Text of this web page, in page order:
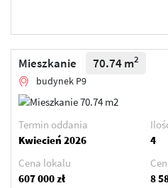
Mieszkanie 70.74 m2
budynek P9
Termin oddania
Kwiecień 2026
4
Cena lokalu
607 000 zł
8